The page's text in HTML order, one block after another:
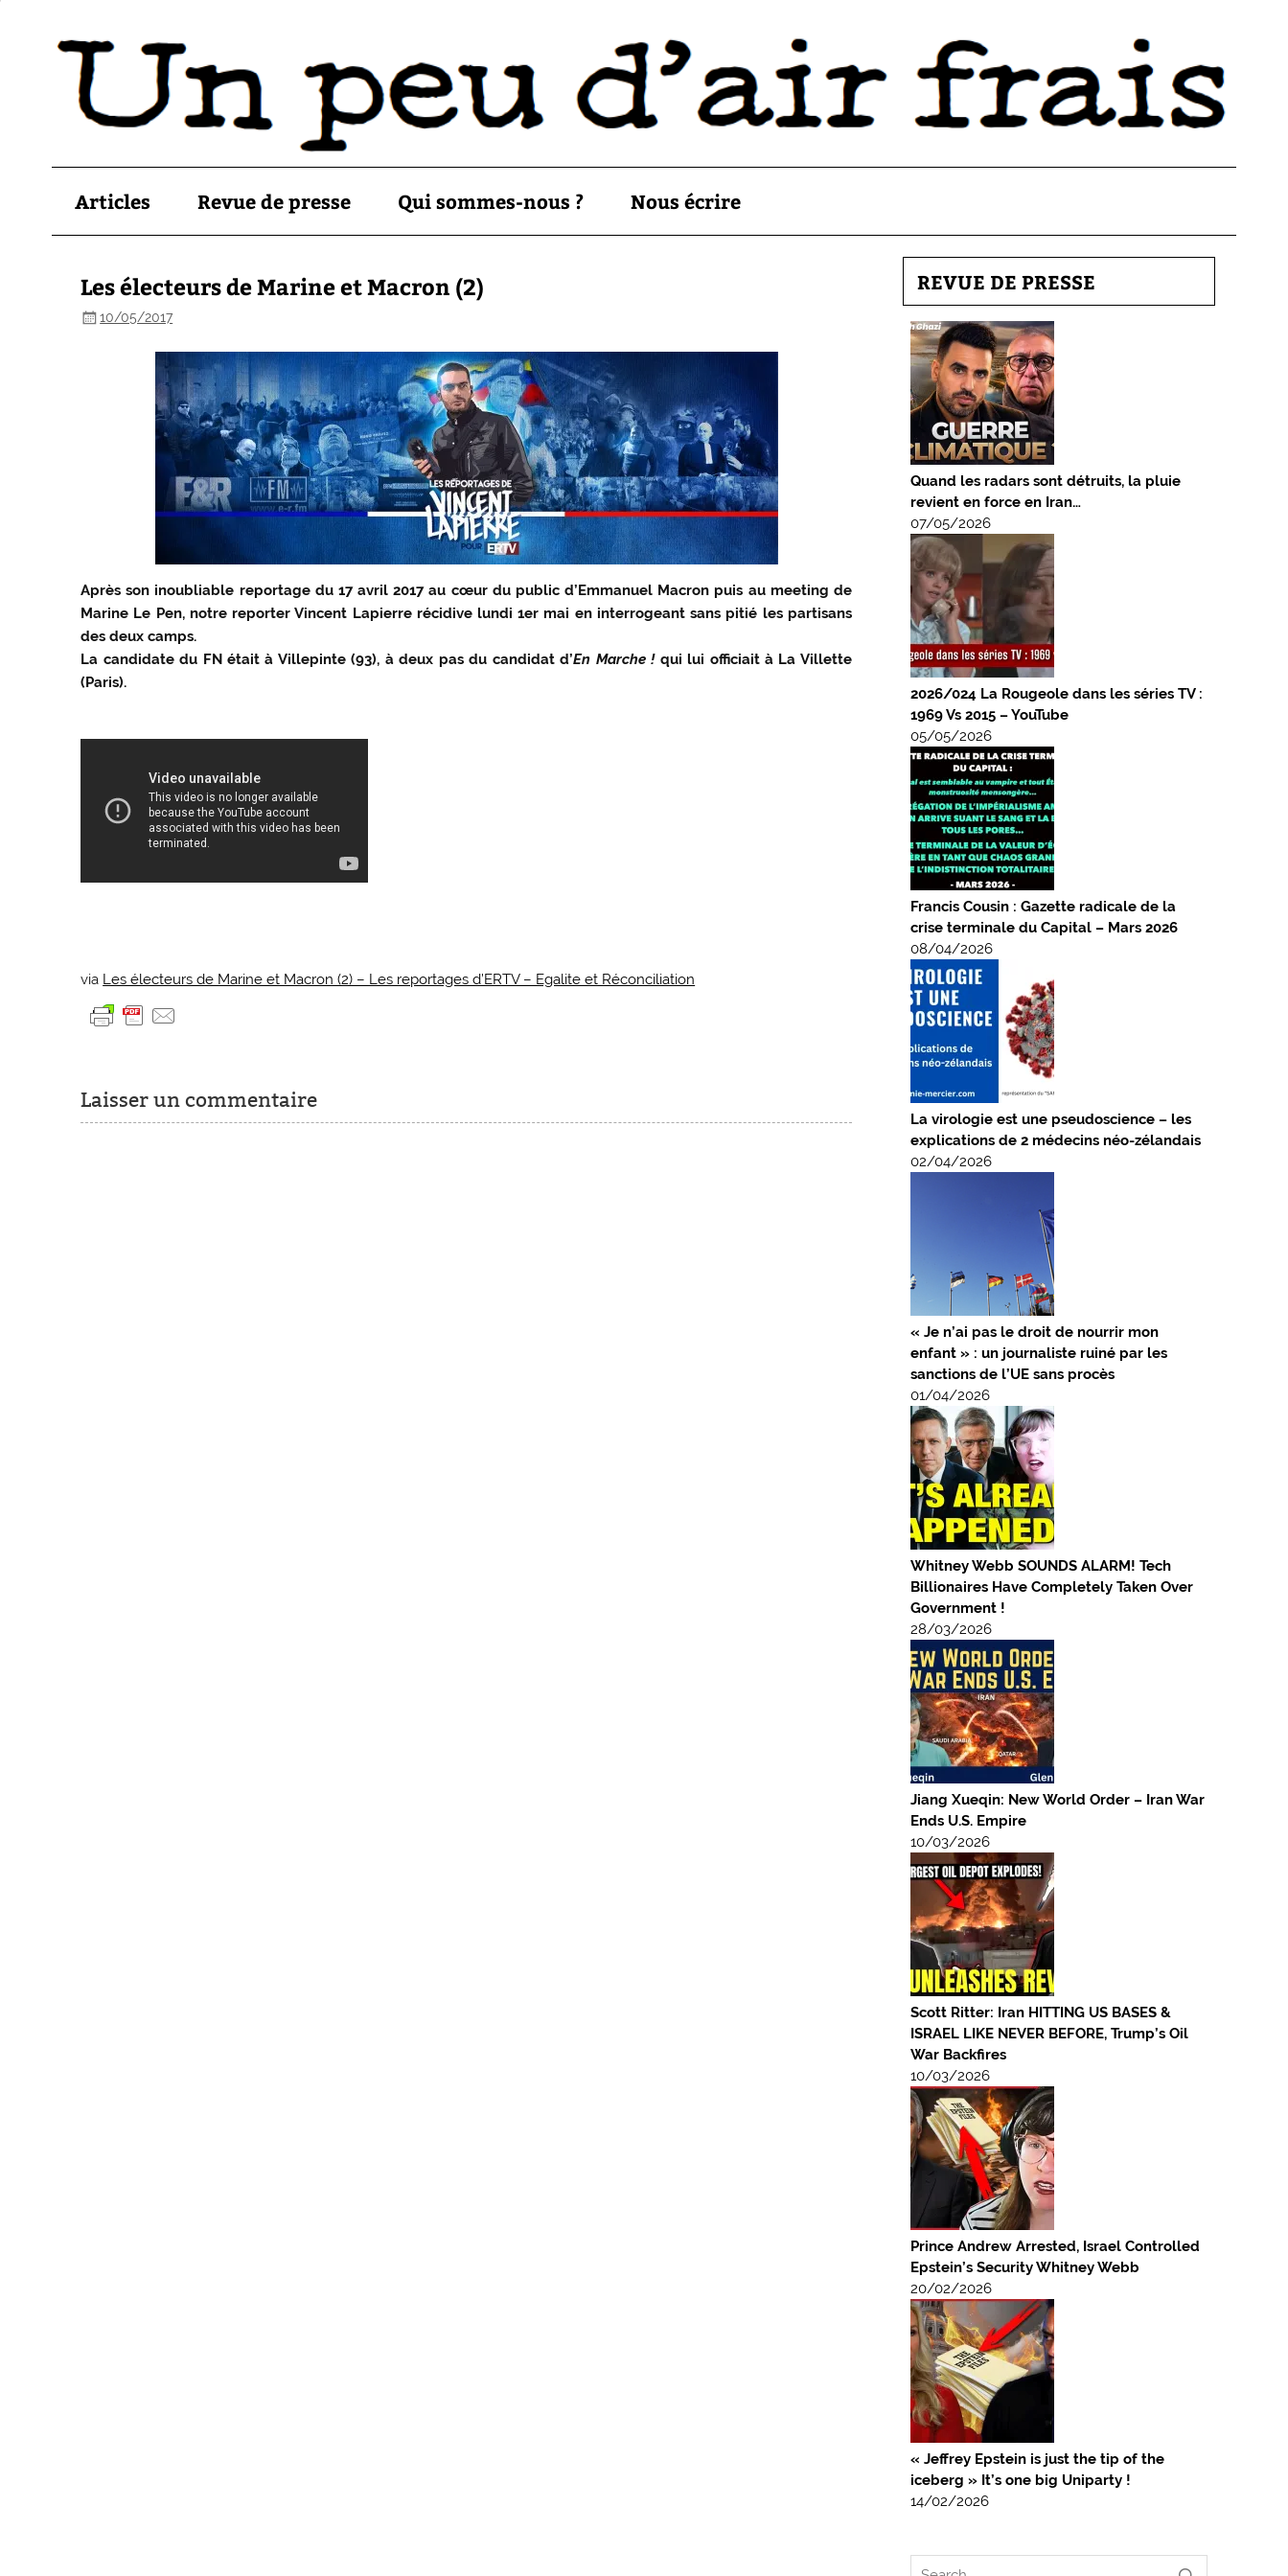
Articles Revue de presse Qui sommes-nous ? Nous écrire
Les électeurs de Marine et Macron (2)
10/05/2017
Après son inoubliable reportage du 17 avril 2017 au cœur du public d’Emmanuel Macron puis au meeting de
Marine Le Pen, notre reporter Vincent Lapierre récidive lundi 1er mai en interrogeant sans pitié les partisans
des deux camps.
La candidate du FN était à Villepinte (93), à deux pas du candidat d’En Marche !qui lui officiait à La Villette
(Paris).
via Les électeurs de Marine et Macron (2) – Les reportages d’ERTV – Egalite et Réconciliation
Laisser un commentaire
REVUE DE PRESSE
Quand les radars sont détruits, la pluie
revient en force en Iran…
07/05/2026
2026/024 La Rougeole dans les séries TV :
1969 Vs 2015 – YouTube
05/05/2026
Francis Cousin : Gazette radicale de la
crise terminale du Capital – Mars 2026
08/04/2026
La virologie est une pseudoscience – les
explications de 2 médecins néo-zélandais
02/04/2026
« Je n’ai pas le droit de nourrir mon
enfant » : un journaliste ruiné par les
sanctions de l’UE sans procès
01/04/2026
Whitney Webb SOUNDS ALARM! Tech
Billionaires Have Completely Taken Over
Government !
28/03/2026
Jiang Xueqin: New World Order – Iran War
Ends U.S. Empire
10/03/2026
Scott Ritter: Iran HITTING US BASES &
ISRAEL LIKE NEVER BEFORE, Trump’s Oil
War Backfires
10/03/2026
Prince Andrew Arrested, Israel Controlled
Epstein’s Security Whitney Webb
20/02/2026
« Jeffrey Epstein is just the tip of the
iceberg » It’s one big Uniparty !
14/02/2026